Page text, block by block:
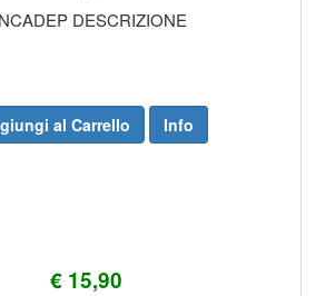
DESCRIZIONE
€ 15,90
al Carrello Info